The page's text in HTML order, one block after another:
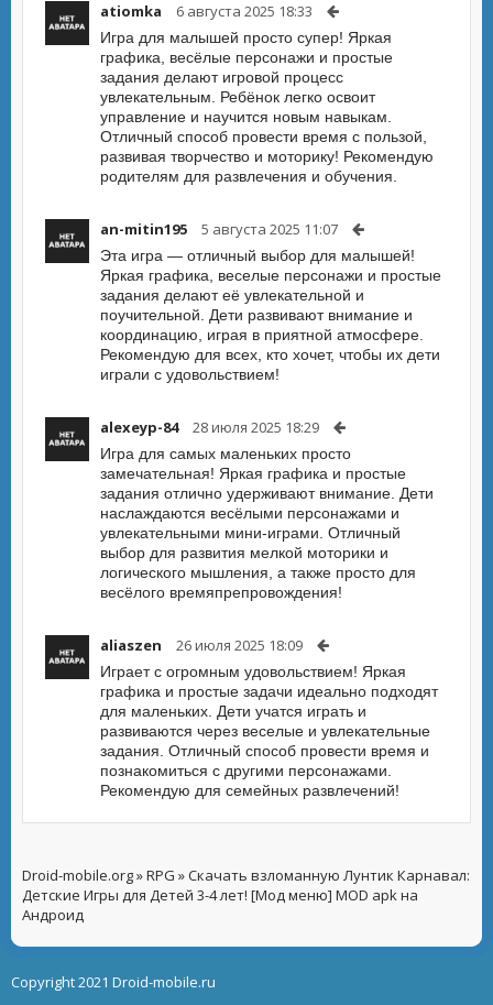
atiomka 6 августа 2025 18:33
Игра для малышей просто супер! Яркая
графика, весёлые персонажи и простые
задания делают игровой процесс
увлекательным. Ребёнок легко освоит
управление и научится новым навыкам.
Отличный способ провести время с пользой,
развивая творчество и моторику! Рекомендую
родителям для развлечения и обучения.
an-mitin195 5 августа 2025 11:07
Эта игра — отличный выбор для малышей!
Яркая графика, веселые персонажи и простые
задания делают её увлекательной и
поучительной. Дети развивают внимание и
координацию, играя в приятной атмосфере.
Рекомендую для всех, кто хочет, чтобы их дети
играли с удовольствием!
alexeyp-84 28 июля 2025 18:29
Игра для самых маленьких просто
замечательная! Яркая графика и простые
задания отлично удерживают внимание. Дети
наслаждаются весёлыми персонажами и
увлекательными мини-играми. Отличный
выбор для развития мелкой моторики и
логического мышления, а также просто для
весёлого времяпрепровождения!
aliaszen 26 июля 2025 18:09
Играет с огромным удовольствием! Яркая
графика и простые задачи идеально подходят
для маленьких. Дети учатся играть и
развиваются через веселые и увлекательные
задания. Отличный способ провести время и
познакомиться с другими персонажами.
Рекомендую для семейных развлечений!
Droid-mobile.org»RPG » Скачать взломанную Лунтик Карнавал:
Детские Игры для Детей 3-4 лет! [Мод меню] MOD apk на
Андроид
Copyright 2021 Droid-mobile.ru